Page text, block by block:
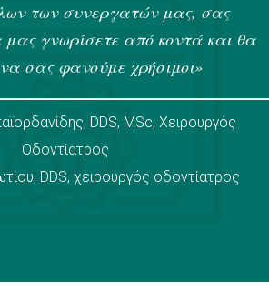
των συνεργατών μας, σας
γνωρίσετε από κοντά και θα
σας φανούμε χρήσιμοι
DDS, MSc, Χειρουργός
Οδοντίατρος
DDS, χειρουργός οδοντίατρος